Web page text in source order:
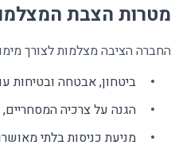
מטרות הצבת
החברה הציבה מצלמות לצורך
ביטחון, אבטחה ובטיחות
הגנה על צרכיה
מניעת כניסות בלתי